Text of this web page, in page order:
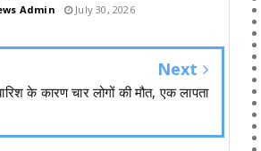
Admin July 30, 2026
Next
के कारण चार लोगों की मौत, एक लापता